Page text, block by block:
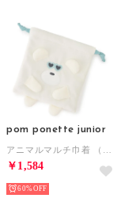
pom ponette junior
￥1,584
60%